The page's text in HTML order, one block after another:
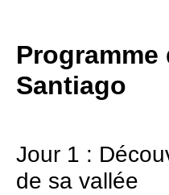
Programme
Santiago
Jour 1 :
de sa vallée